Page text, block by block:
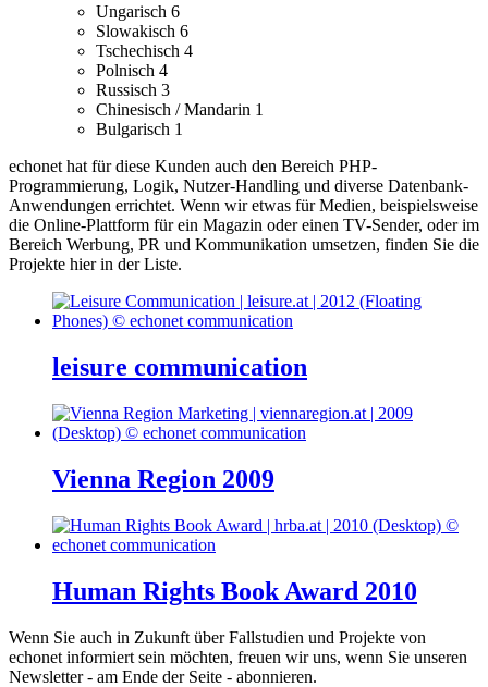
Ungarisch 6
Slowakisch 6
Tschechisch 4
Polnisch 4
Russisch 3
Chinesisch / Mandarin 1
Bulgarisch 1
echonet hat für diese Kunden auch den Bereich PHP-
Programmierung, Logik, Nutzer-Handling und diverse Datenbank-
Anwendungen errichtet. Wenn wir etwas für Medien, beispielsweise
die Online-Plattform für ein Magazin oder einen TV-Sender, oder im
Bereich Werbung, PR und Kommunikation umsetzen, finden Sie die
Projekte hier in der Liste.
leisure communication
Vienna Region 2009
Human Rights Book Award 2010
Wenn Sie auch in Zukunft über Fallstudien und Projekte von
echonet informiert sein möchten, freuen wir uns, wenn Sie unseren
Newsletter - am Ende der Seite - abonnieren.